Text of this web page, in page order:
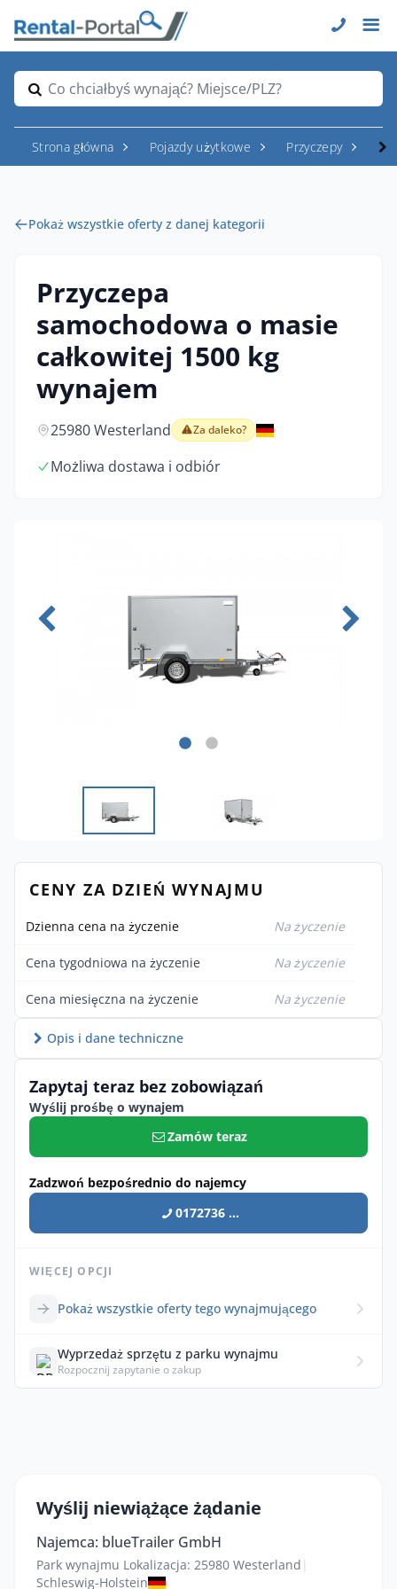
Co chciałbyś wynająć? Miejsce/PLZ?
Strona główna Pojazdy użytkowe Przyczepy
Pokaż wszystkie oferty z danej kategorii
Przyczepa
samochodowa o masie
całkowitej 1500 kg
wynajem
25980 Westerland Za daleko?
Możliwa dostawa i odbiór
CENY ZA DZIEŃ WYNAJMU
Dzienna cena na życzenie Na życzenie
Cena tygodniowa na życzenie Na życzenie
Cena miesięczna na życzenie Na życzenie
Opis i dane techniczne
Zapytaj teraz bez zobowiązań
Wyślij prośbę o wynajem
Zamów teraz
Zadzwoń bezpośrednio do najemcy
0172736 ...
WIĘCEJ OPCJI
Pokaż wszystkie oferty tego wynajmującego
Wyprzedaż sprzętu z parku wynajmu
Rozpocznij zapytanie o zakup
Wyślij niewiążące żądanie
Najemca: blueTrailer GmbH
Park wynajmu Lokalizacja: 25980 Westerland |
Schleswig-Holstein